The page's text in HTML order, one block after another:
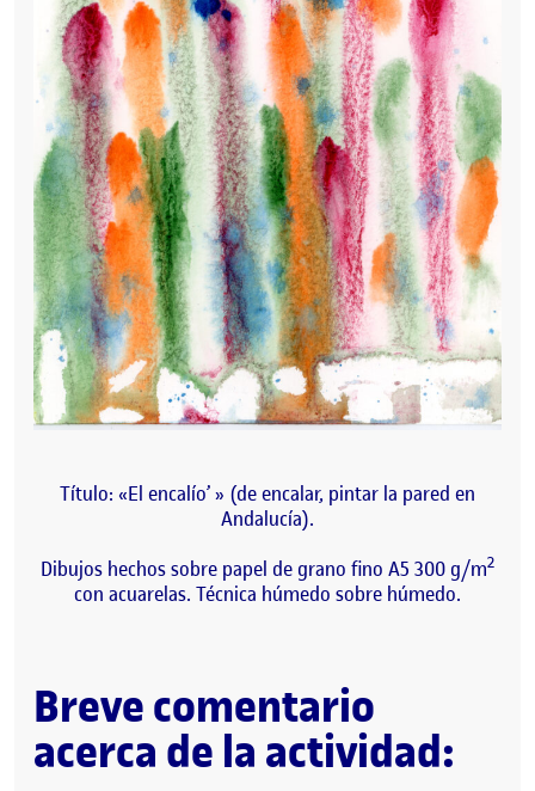
Título: «El encalío’ » (de encalar, pintar la pared en
Andalucía).
Dibujos hechos sobre papel de grano fino A5 300 g/m2
con acuarelas. Técnica húmedo sobre húmedo.
Breve comentario
acerca de la actividad: